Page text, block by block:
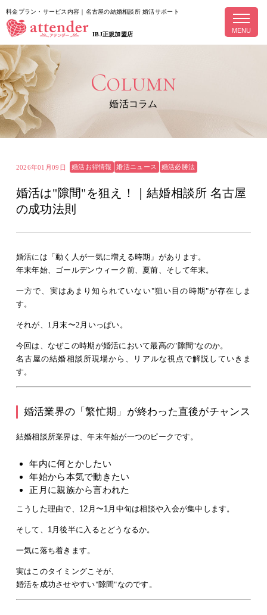
料金プラン・サービス内容｜名古屋の結婚相談所 婚活サポート
IBJ正規加盟店
Column
婚活コラム
2026年01月09日 婚活お得情報 婚活ニュース 婚活必勝法
婚活は"隙間"を狙え！｜結婚相談所 名古屋
の成功法則
婚活には「動く人が一気に増える時期」があります。
年末年始、ゴールデンウィーク前、夏前、そして年末。
一方で、実はあまり知られていない"狙い目の時期"が存在しま
す。
それが、1月末〜2月いっぱい。
今回は、なぜこの時期が婚活において最高の"隙間"なのか。
名古屋の結婚相談所現場から、リアルな視点で解説していきま
す。
婚活業界の「繁忙期」が終わった直後がチャンス
結婚相談所業界は、年末年始が一つのピークです。
年内に何とかしたい
年始から本気で動きたい
正月に親族から言われた
こうした理由で、12月〜1月中旬は相談や入会が集中します。
そして、1月後半に入るとどうなるか。
一気に落ち着きます。
実はこのタイミングこそが、
婚活を成功させやすい"隙間"なのです。
MENU